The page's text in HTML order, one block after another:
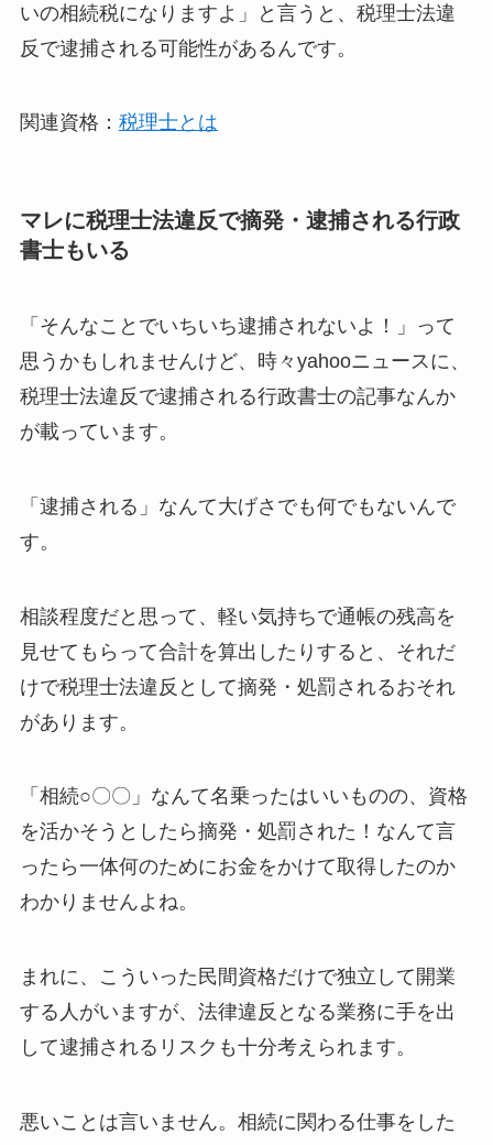
いの相続税になりますよ」と言うと、税理士法違
反で逮捕される可能性があるんです。
関連資格： 税理士とは
マレに税理士法違反で摘発・逮捕される行政
書士もいる
「そんなことでいちいち逮捕されないよ！」って
思うかもしれませんけど、時々yahooニュースに、
税理士法違反で逮捕される行政書士の記事なんか
が載っています。
「逮捕される」なんて大げさでも何でもないんで
す。
相談程度だと思って、軽い気持ちで通帳の残高を
見せてもらって合計を算出したりすると、それだ
けで税理士法違反として摘発・処罰されるおそれ
があります。
「相続○〇〇」なんて名乗ったはいいものの、資格
を活かそうとしたら摘発・処罰された！なんて言
ったら一体何のためにお金をかけて取得したのか
わかりませんよね。
まれに、こういった民間資格だけで独立して開業
する人がいますが、法律違反となる業務に手を出
して逮捕されるリスクも十分考えられます。
悪いことは言いません。相続に関わる仕事をした